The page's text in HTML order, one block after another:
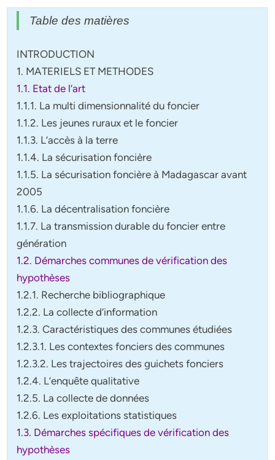
Table des matières
INTRODUCTION
1. MATERIELS ET METHODES
1.1. Etat de l’art
1.1.1. La multi dimensionnalité du foncier
1.1.2. Les jeunes ruraux et le foncier
1.1.3. L’accès à la terre
1.1.4. La sécurisation foncière
1.1.5. La sécurisation foncière à Madagascar avant
2005
1.1.6. La décentralisation foncière
1.1.7. La transmission durable du foncier entre
génération
1.2. Démarches communes de vérification des
hypothèses
1.2.1. Recherche bibliographique
1.2.2. La collecte d’information
1.2.3. Caractéristiques des communes étudiées
1.2.3.1. Les contextes fonciers des communes
1.2.3.2. Les trajectoires des guichets fonciers
1.2.4. L’enquête qualitative
1.2.5. La collecte de données
1.2.6. Les exploitations statistiques
1.3. Démarches spécifiques de vérification des
hypothèses